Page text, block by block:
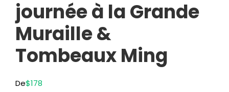
journée à la Grande
Muraille &
Tombeaux Ming
De$178